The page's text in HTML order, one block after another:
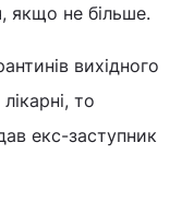
якщо не більше.
вихідного
то
екс-заступник